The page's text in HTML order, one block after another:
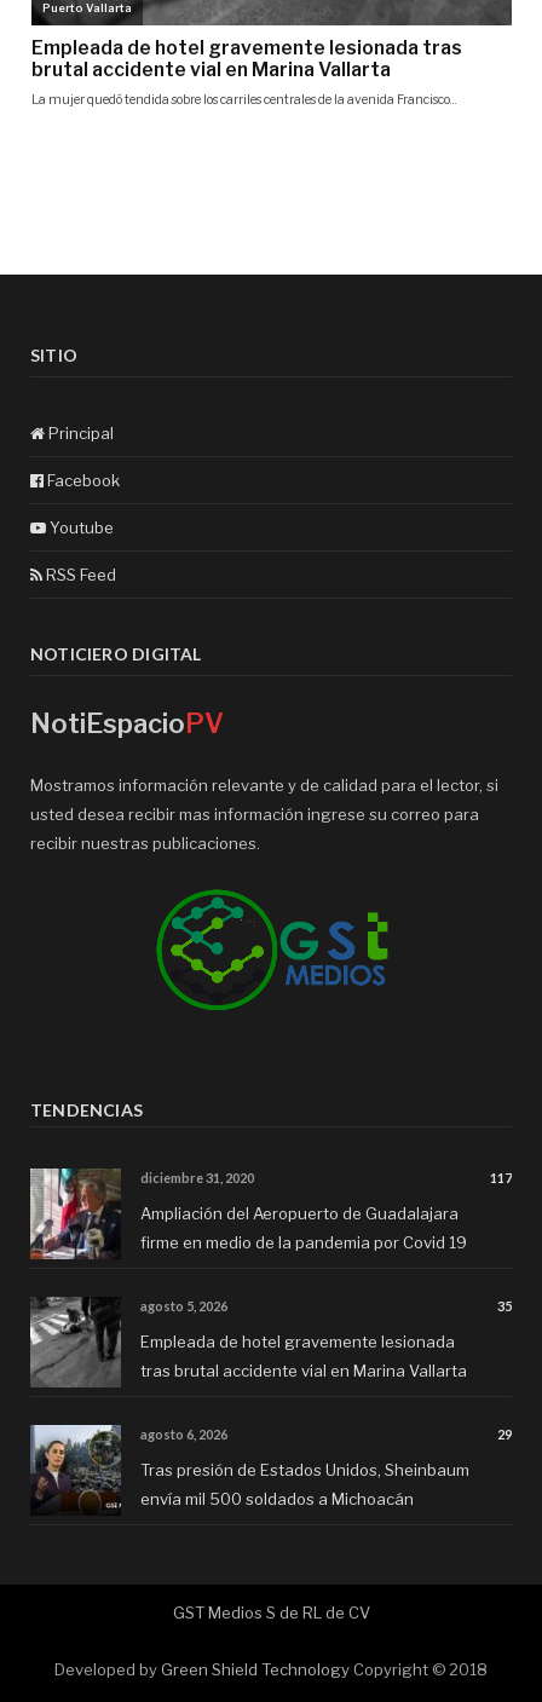
SITIO
Principal
Facebook
Youtube
RSS Feed
NOTICIERO DIGITAL
NotiEspacioPV
Mostramos información relevante y de calidad para el lector, si
usted desea recibir mas información ingrese su correo para
recibir nuestras publicaciones.
TENDENCIAS
diciembre 31, 2020 117
Ampliación del Aeropuerto de Guadalajara
firme en medio de la pandemia por Covid 19
agosto 5, 2026 35
Empleada de hotel gravemente lesionada
tras brutal accidente vial en Marina Vallarta
agosto 6, 2026 29
Tras presión de Estados Unidos, Sheinbaum
envía mil 500 soldados a Michoacán
GST Medios S de RL de CV
Developed by Green Shield Technology Copyright © 2018